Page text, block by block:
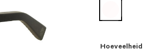
Hoeveelheid